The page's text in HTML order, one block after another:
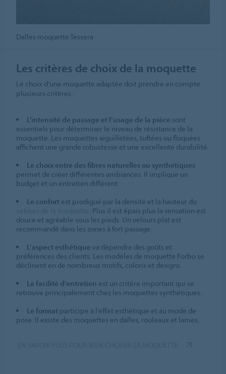
Dalles moquette Tessera
Les critères de choix de la moquette
Le choix d’une moquette adaptée doit prendre en compte
plusieurs critères :
L’intensité de passage et l’usage de la pièce sont
essentiels pour déterminer le niveau de résistance de la
moquette. Les moquettes aiguilletées, tuftées ou floquées
affichent une grande robustesse et une excellente durabilité.
Le choix entre des fibres naturelles ou synthétiques
permet de créer différentes ambiances. Il implique un
budget et un entretien différent.
Le confort est prodigué par la densité et la hauteur du
. Plus il est épais plus la sensation est
douce et agréable sous les pieds. Un velours plat est
recommandé dans les zones à fort passage.
L’aspect esthétique va dépendre des goûts et
préférences des clients. Les modèles de moquette Forbo se
déclinent en de nombreux motifs, coloris et designs.
La facilité d'entretien est un critère important qui se
retrouve principalement chez les moquettes synthétiques.
Le format participe à l’effet esthétique et au mode de
pose. Il existe des moquettes en dalles, rouleaux et lames.